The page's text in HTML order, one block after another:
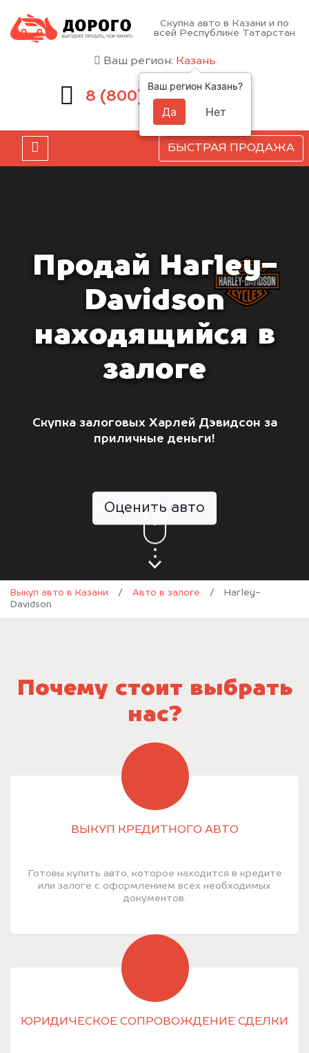
Скупка авто в Казани и по
всей Республике Татарстан
Ваш регион: Казань
8 (800) 551-81-15
БЫСТРАЯ ПРОДАЖА
Продай Harley-
Davidson
находящийся в
залоге
Скупка залоговых Харлей Дэвидсон за
приличные деньги!
Оценить авто
Выкуп авто в Казани / Авто в залоге /
Harley-
Davidson
Почему стоит выбрать
нас?
ВЫКУП КРЕДИТНОГО АВТО
Готовы купить авто, которое находится в кредите
или залоге с оформлением всех необходимых
документов.
ЮРИДИЧЕСКОЕ СОПРОВОЖДЕНИЕ СДЕЛКИ
Ваш регион Казань?
Да Нет